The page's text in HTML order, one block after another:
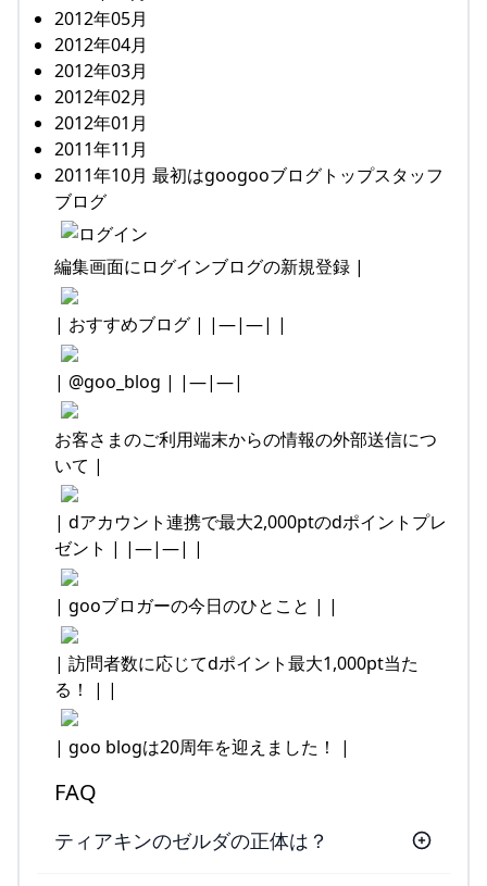
2012年05月
2012年04月
2012年03月
2012年02月
2012年01月
2011年11月
2011年10月 最初はgoogooブログトップスタッフ
ブログ
編集画面にログインブログの新規登録 |
| おすすめブログ | |—|—| |
| @goo_blog | |—|—|
お客さまのご利用端末からの情報の外部送信につ
いて |
| dアカウント連携で最大2,000ptのdポイントプレ
ゼント | |—|—| |
| gooブロガーの今日のひとこと | |
| 訪問者数に応じてdポイント最大1,000pt当た
る！ | |
| goo blogは20周年を迎えました！ |
FAQ
ティアキンのゼルダの正体は？